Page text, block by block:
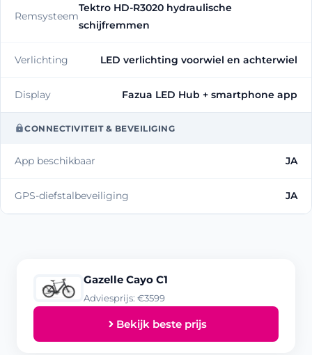
Remsysteem
Tektro HD-R3020 hydraulische
schijfremmen
Verlichting LED verlichting voorwiel en achterwiel
Display Fazua LED Hub + smartphone app
CONNECTIVITEIT & BEVEILIGING
App beschikbaar JA
GPS-diefstalbeveiliging JA
Gazelle Cayo C1
Adviesprijs: €3599
Bekijk beste prijs